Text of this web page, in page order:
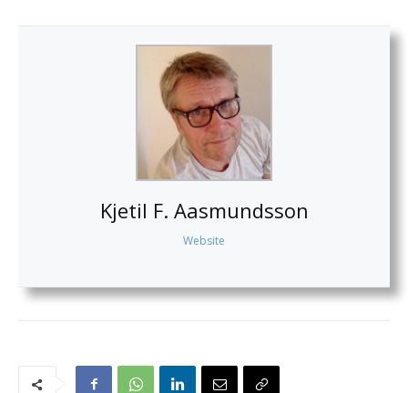
Kjetil F. Aasmundsson
Website